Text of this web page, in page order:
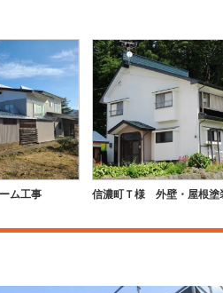
ム工事 信濃町Ｔ様 外壁・屋根塗